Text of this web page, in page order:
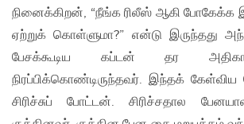
நினைக்கிறன், “நீங்க ரிலீஸ் ஆகி போகேக்க
ஏற்றுக் கொள்ளுமா?” என்டு இருந்தது
பேசக்கூடிய கப்டன் தர
நிரப்பிக்கொண்டிருந்தவர். இந்தக் கேள்விய
சிரிச்சுப் போட்டன். சிரிச்சதால